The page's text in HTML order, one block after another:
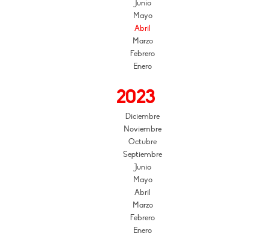
Junio
Mayo
Abril
Marzo
Febrero
Enero
2023
Diciembre
Noviembre
Octubre
Septiembre
Junio
Mayo
Abril
Marzo
Febrero
Enero